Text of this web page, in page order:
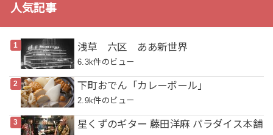
人気記事
浅草 六区 ああ新世界
6.3k件のビュー
下町おでん「カレーボール」
2.9k件のビュー
星くずのギター 藤田洋麻 パラダイス本舗